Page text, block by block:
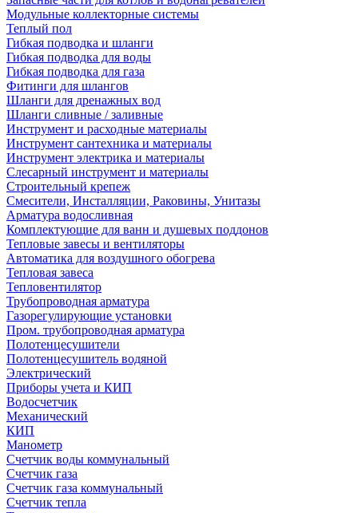
Модульные коллекторные системы
Теплый пол
Гибкая подводка и шланги
Гибкая подводка для воды
Гибкая подводка для газа
Фитинги для шлангов
Шланги для дренажных вод
Шланги сливные / заливные
Инструмент и расходные материалы
Инструмент сантехника и материалы
Инструмент электрика и материалы
Слесарный инструмент и материалы
Строительный крепеж
Смесители, Инсталляции, Раковины, Унитазы
Арматура водосливная
Комплектующие для ванн и душевых поддонов
Тепловые завесы и вентиляторы
Автоматика для воздушного обогрева
Тепловая завеса
Тепловентилятор
Трубопроводная арматура
Газорегулирующие установки
Пром. трубопроводная арматура
Полотенцесушители
Полотенцесушитель водяной
Электрический
Приборы учета и КИП
Водосчетчик
Механический
КИП
Манометр
Счетчик воды коммунальный
Счетчик газа
Счетчик газа коммунальный
Счетчик тепла